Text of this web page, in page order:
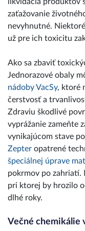
likvidácia produktov
zaťažovanie
nevyhnutné.
už pre ich toxicitu
Ako sa zbaviť
Jednorazové obaly
nádoby VacSy, ktoré
čerstvosť a
Zdraviu škodlivé
vyprážanie zameňte
vynikajúcom stave
Zepter opatrené
špeciálnej úprave
pokrmov po zahriatí.
pri ktorej by hrozilo
dlhé roky.
Večné chemikálie